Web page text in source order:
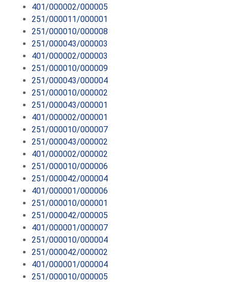
401/000002/000005
251/000011/000001
251/000010/000008
251/000043/000003
401/000002/000003
251/000010/000009
251/000043/000004
251/000010/000002
251/000043/000001
401/000002/000001
251/000010/000007
251/000043/000002
401/000002/000002
251/000010/000006
251/000042/000004
401/000001/000006
251/000010/000001
251/000042/000005
401/000001/000007
251/000010/000004
251/000042/000002
401/000001/000004
251/000010/000005